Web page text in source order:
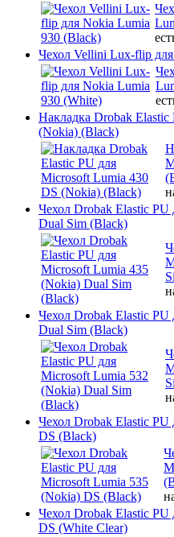
Чехол Vellini Lux-flip
Накладка Drobak
(Nokia) (Black)
Чехол Drobak Elastic
Dual Sim (Black)
Чехол Drobak Elastic
Dual Sim (Black)
Чехол Drobak Elastic
DS (Black)
Чехол Drobak Elastic
DS (White Clear)